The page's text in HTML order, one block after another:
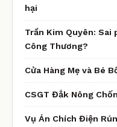
hại
Trần Kim Quyên:
Công Thương?
Cửa Hàng Mẹ và Bé
CSGT Đắk Nông
Vụ Án Chích Điện